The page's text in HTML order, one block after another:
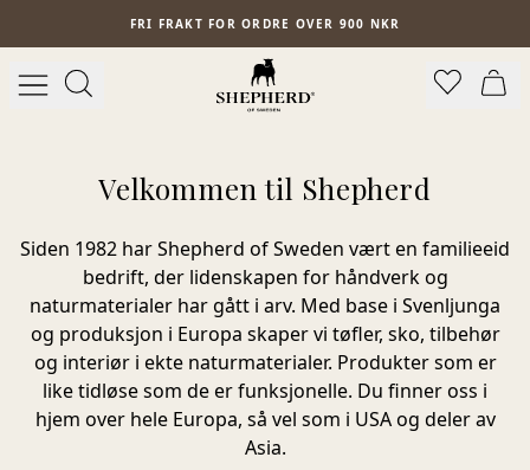
Hopp til hovedinnholdFRI FRAKT FOR ORDRE OVER 900 NKR
Velkommen til Shepherd
Siden 1982 har Shepherd of Sweden vært en familieeid
bedrift, der lidenskapen for håndverk og
naturmaterialer har gått i arv. Med base i Svenljunga
og produksjon i Europa skaper vi tøfler, sko, tilbehør
og interiør i ekte naturmaterialer. Produkter som er
like tidløse som de er funksjonelle. Du finner oss i
hjem over hele Europa, så vel som i USA og deler av
Asia.